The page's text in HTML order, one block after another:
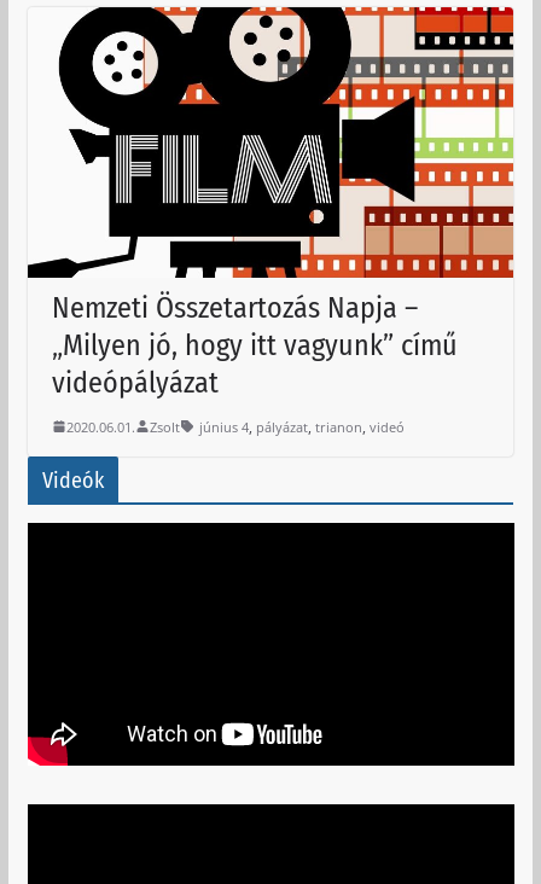
Nemzeti Összetartozás Napja –
„Milyen jó, hogy itt vagyunk” című
videópályázat
2020.06.01. Zsolt június 4, pályázat, trianon, videó
Videók